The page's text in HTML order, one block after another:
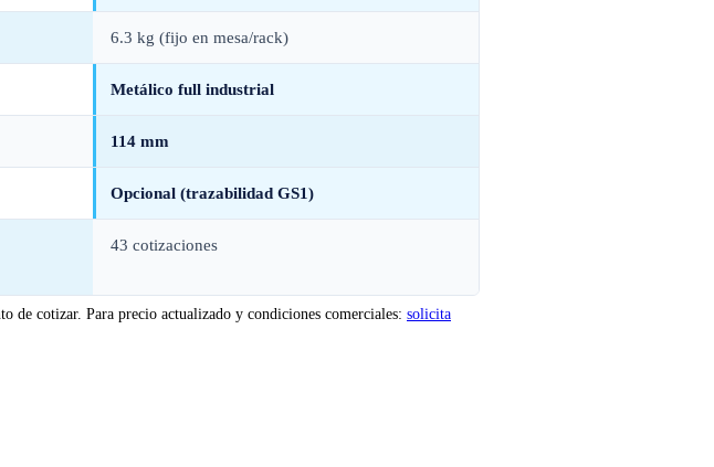
6.3 kg (fijo en mesa/rack)
Metálico full industrial
114 mm
Opcional (trazabilidad GS1)
43 cotizaciones
de cotizar. Para precio actualizado y condiciones comerciales: solicita